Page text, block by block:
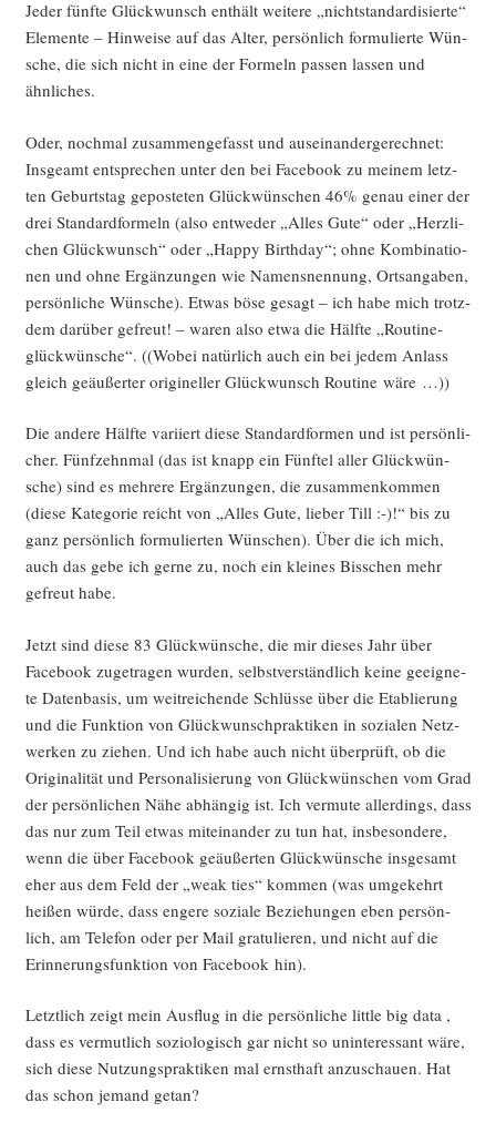
Jeder fünf­te Glück­wunsch ent­hält wei­te­re „nicht­stan­dar­di­sier­te“
Ele­men­te – Hin­wei­se auf das Alter, per­sön­lich for­mu­lier­te Wün­
sche, die sich nicht in eine der For­meln pas­sen las­sen und
ähnliches.
Oder, noch­mal zusam­men­ge­fasst und aus­ein­an­der­ge­rech­net:
Ins­ge­amt ent­spre­chen unter den bei Face­book zu mei­nem letz­
ten Geburts­tag gepos­te­ten Glück­wün­schen 46% genau einer der
drei Stan­dard­for­meln (also ent­we­der „Alles Gute“ oder „Herz­li­
chen Glück­wunsch“ oder „Hap­py Bir­th­day“; ohne Kom­bi­na­tio­
nen und ohne Ergän­zun­gen wie Namens­nen­nung, Orts­an­ga­ben,
per­sön­li­che Wün­sche). Etwas böse gesagt – ich habe mich trotz­
dem dar­über gefreut! – waren also etwa die Hälf­te „Rou­ti­n­e­
glück­wün­sche“. ((Wobei natür­lich auch ein bei jedem Anlass
gleich geäu­ßer­ter ori­gi­nel­ler Glück­wunsch Rou­ti­ne wäre …))
Die ande­re Hälf­te vari­iert die­se Stan­dard­for­men und ist per­sön­li­
cher. Fünf­zehn­mal (das ist knapp ein Fünf­tel aller Glück­wün­
sche) sind es meh­re­re Ergän­zun­gen, die zusam­men­kom­men
(die­se Kate­go­rie reicht von „Alles Gute, lie­ber Till :-)!“ bis zu
ganz per­sön­lich for­mu­lier­ten Wün­schen). Über die ich mich,
auch das gebe ich ger­ne zu, noch ein klei­nes Biss­chen mehr
gefreut habe.
Jetzt sind die­se 83 Glück­wün­sche, die mir die­ses Jahr über
Face­book zuge­tra­gen wur­den, selbst­ver­ständ­lich kei­ne geeig­ne­
te Daten­ba­sis, um weit­rei­chen­de Schlüs­se über die Eta­blie­rung
und die Funk­ti­on von Glück­wunsch­prak­ti­ken in sozia­len Netz­
wer­ken zu zie­hen. Und ich habe auch nicht über­prüft, ob die
Ori­gi­na­li­tät und Per­so­na­li­sie­rung von Glück­wün­schen vom Grad
der per­sön­li­chen Nähe abhän­gig ist. Ich ver­mu­te aller­dings, dass
das nur zum Teil etwas mit­ein­an­der zu tun hat, ins­be­son­de­re,
wenn die über Face­book geäu­ßer­ten Glück­wün­sche ins­ge­samt
eher aus dem Feld der „weak ties“ kom­men (was umge­kehrt
hei­ßen wür­de, dass enge­re sozia­le Bezie­hun­gen eben per­sön­
lich, am Tele­fon oder per Mail gra­tu­lie­ren, und nicht auf die
Erin­ne­rungs­funk­ti­on von Face­book hin).
Letzt­lich zeigt mein Aus­flug in die per­sön­li­che litt­le big data ,
dass es ver­mut­lich sozio­lo­gisch gar nicht so unin­ter­es­sant wäre,
sich die­se Nut­zungs­prak­ti­ken mal ernst­haft anzu­schau­en. Hat
das schon jemand getan?